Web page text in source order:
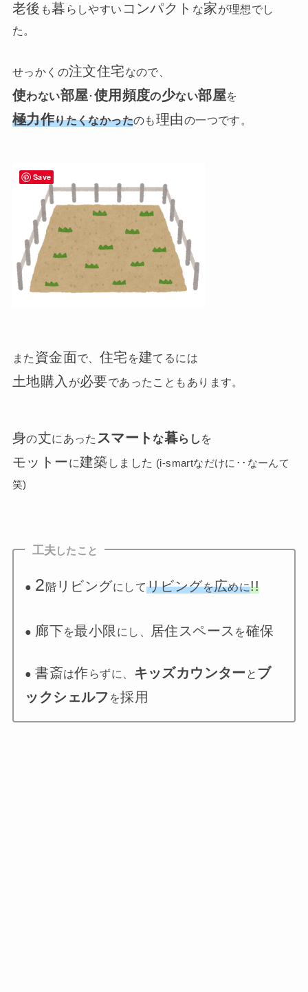
老後 も暮 らしやすい コンパクト な家が理想でし
た。
せっかくの注文住宅なので、
使わない部屋 ･ 使用頻度の少ない部屋を
極力作りたくなかったのも理由の一つです。
また 資金面で、 住宅 を建てるには
土地購入 が必要であったこともあります。
身の丈にあった スマートな暮らし を
モットーに建築 しました (i-smartなだけに･･なーんて
笑)
工夫 したこと
● 2 階 リビングにしてリビングを広めに!!
● 廊下を最小限 にし、 居住スペース を確保
●書斎は作らずに、 キッズカウンター と ブ
ックシェルフ を採用
Save